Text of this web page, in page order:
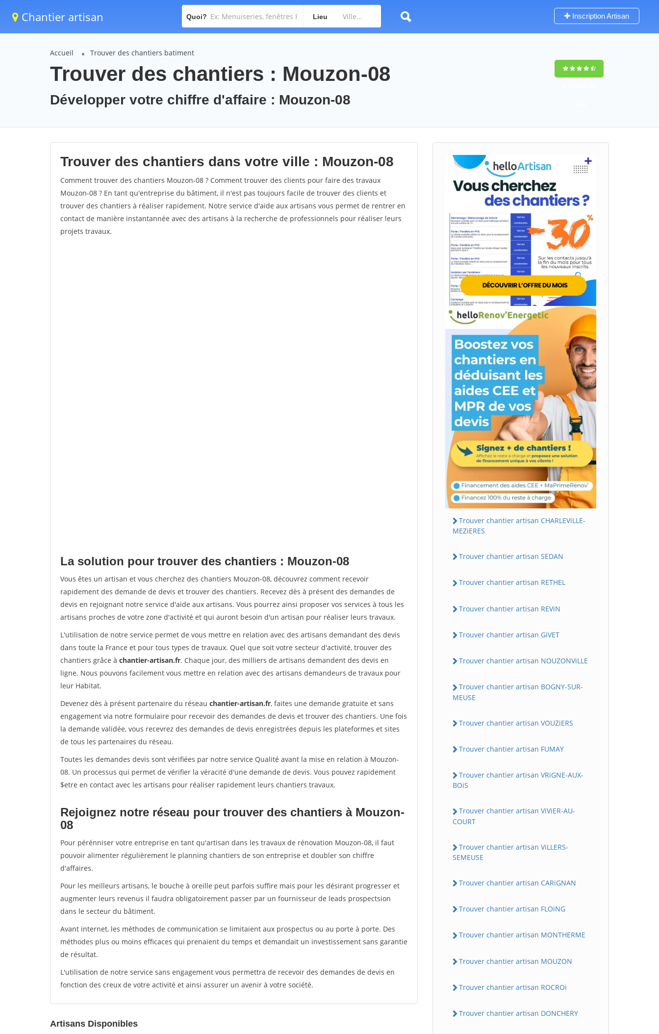
Chantier artisan Quoi? Lieu Inscription Artisan
Accueil Trouver des chantiers batiment
Trouver des chantiers : Mouzon-08
Développer votre chiffre d'affaire : Mouzon-08
Trouver des chantiers dans votre ville : Mouzon-08
Comment trouver des chantiers Mouzon-08 ? Comment trouver des clients pour faire des travaux
Mouzon-08 ? En tant qu'entreprise du bâtiment, il n'est pas toujours facile de trouver des clients et
trouver des chantiers à réaliser rapidement. Notre service d'aide aux artisans vous permet de rentrer en
contact de manière instantannée avec des artisans à la recherche de professionnels pour réaliser leurs
projets travaux.
La solution pour trouver des chantiers : Mouzon-08
Vous êtes un artisan et vous cherchez des chantiers Mouzon-08, découvrez comment recevoir
rapidement des demande de devis et trouver des chantiers. Recevez dès à présent des demandes de
devis en rejoignant notre service d'aide aux artisans. Vous pourrez ainsi proposer vos services à tous les
artisans proches de votre zone d'activité et qui auront besoin d'un artisan pour réaliser leurs travaux.
L'utilisation de notre service permet de vous mettre en relation avec des artisans demandant des devis
dans toute la France et pour tous types de travaux. Quel que soit votre secteur d'activité, trouver des
chantiers grâce à chantier-artisan.fr. Chaque jour, des milliers de artisans demandent des devis en
ligne. Nous pouvons facilement vous mettre en relation avec des artisans demandeurs de travaux pour
leur Habitat.
Devenez dès à présent partenaire du réseau chantier-artisan.fr, faites une demande gratuite et sans
engagement via notre formulaire pour recevoir des demandes de devis et trouver des chantiers. Une fois
la demande validée, vous recevrez des demandes de devis enregistrées depuis les plateformes et sites
de tous les partenaires du réseau.
Toutes les demandes devis sont vérifiées par notre service Qualité avant la mise en relation à Mouzon-
08. Un processus qui permet de vérifier la véracité d'une demande de devis. Vous pouvez rapidement
$etre en contact avec les artisans pour réaliser rapidement leurs chantiers travaux.
Rejoignez notre réseau pour trouver des chantiers à Mouzon-
08
Pour pérénniser votre entreprise en tant qu'artisan dans les travaux de rénovation Mouzon-08, il faut
pouvoir alimenter régulièrement le planning chantiers de son entreprise et doubler son chiffre
d'affaires.
Pour les meilleurs artisans, le bouche à oreille peut parfois suffire mais pour les désirant progresser et
augmenter leurs revenus il faudra obligatoirement passer par un fournisseur de leads prospectsion
dans le secteur du bâtiment.
Avant internet, les méthodes de communication se limitaient aux prospectus ou au porte à porte. Des
méthodes plus ou moins efficaces qui prenaient du temps et demandait un investissement sans garantie
de résultat.
L'utilisation de notre service sans engagement vous permettra de recevoir des demandes de devis en
fonction des creux de votre activité et ainsi assurer un avenir à votre société.
Artisans Disponibles
Trouver chantier artisan CHARLEViLLE-
MEZiERES
Trouver chantier artisan SEDAN
Trouver chantier artisan RETHEL
Trouver chantier artisan REViN
Trouver chantier artisan GiVET
Trouver chantier artisan NOUZONViLLE
Trouver chantier artisan BOGNY-SUR-
MEUSE
Trouver chantier artisan VOUZiERS
Trouver chantier artisan FUMAY
Trouver chantier artisan VRiGNE-AUX-
BOiS
Trouver chantier artisan ViViER-AU-
COURT
Trouver chantier artisan ViLLERS-
SEMEUSE
Trouver chantier artisan CARiGNAN
Trouver chantier artisan FLOiNG
Trouver chantier artisan MONTHERME
Trouver chantier artisan MOUZON
Trouver chantier artisan ROCROi
Trouver chantier artisan DONCHERY